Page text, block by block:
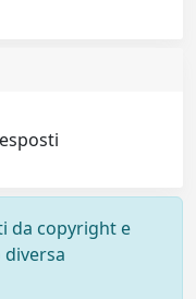
da copyright e